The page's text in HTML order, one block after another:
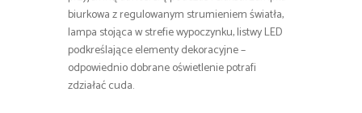
biurkowa z regulowanym strumieniem światła,
lampa stojąca w strefie wypoczynku, listwy LED
podkreślające elementy dekoracyjne –
odpowiednio dobrane oświetlenie potrafi
zdziałać cuda.